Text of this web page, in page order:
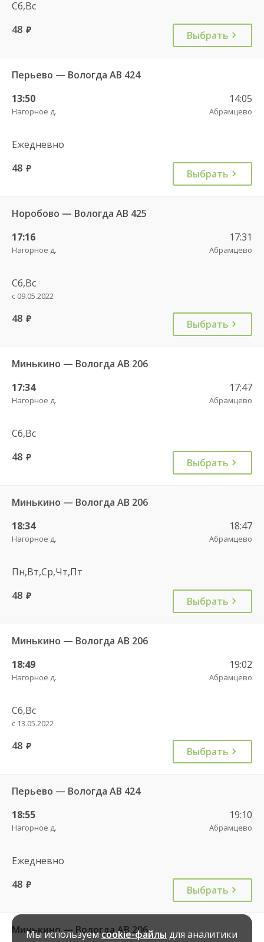
Сб,Вс
48 руб. Выбрать
Перьево — Вологда АВ 424
13:50
Нагорное д.
14:05
Абрамцево
Ежедневно
48 руб. Выбрать
Норобово — Вологда АВ 425
17:16
Нагорное д.
17:31
Абрамцево
Сб,Вс
с 09.05.2022
48 руб. Выбрать
Минькино — Вологда АВ 206
17:34
Нагорное д.
17:47
Абрамцево
Сб,Вс
48 руб. Выбрать
Минькино — Вологда АВ 206
18:34
Нагорное д.
18:47
Абрамцево
Пн,Вт,Ср,Чт,Пт
48 руб. Выбрать
Минькино — Вологда АВ 206
18:49
Нагорное д.
19:02
Абрамцево
Сб,Вс
с 13.05.2022
48 руб. Выбрать
Перьево — Вологда АВ 424
18:55
Нагорное д.
19:10
Абрамцево
Ежедневно
48 руб. Выбрать
Минькино — Вологда АВ 206
Мы используемcookie-файлы для аналитики